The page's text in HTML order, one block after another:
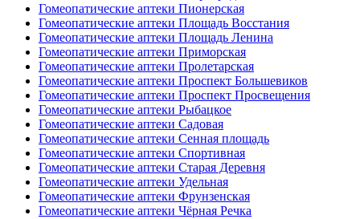
Гомеопатические аптеки Пионерская
Гомеопатические аптеки Площадь Восстания
Гомеопатические аптеки Площадь Ленина
Гомеопатические аптеки Приморская
Гомеопатические аптеки Пролетарская
Гомеопатические аптеки Проспект Большевиков
Гомеопатические аптеки Проспект Просвещения
Гомеопатические аптеки Рыбацкое
Гомеопатические аптеки Садовая
Гомеопатические аптеки Сенная площадь
Гомеопатические аптеки Спортивная
Гомеопатические аптеки Старая Деревня
Гомеопатические аптеки Удельная
Гомеопатические аптеки Фрунзенская
Гомеопатические аптеки Чёрная Речка